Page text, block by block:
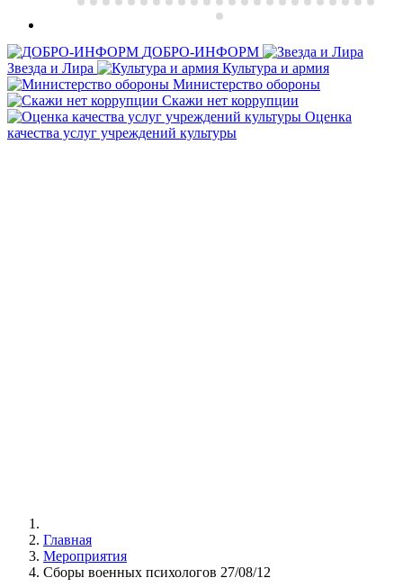
ДОБРО-ИНФОРМ
Звезда и Лира
Культура и армия
Министерство обороны
Скажи нет коррупции
Оценка
качества услуг учреждений культуры
Главная
Мероприятия
Сборы военных психологов 27/08/12